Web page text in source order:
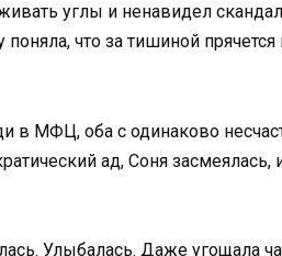
углы и ненавидел
что за тишиной
в МФЦ, оба с одинаково
ад, Соня засмеялась,
Улыбалась. Даже угощала